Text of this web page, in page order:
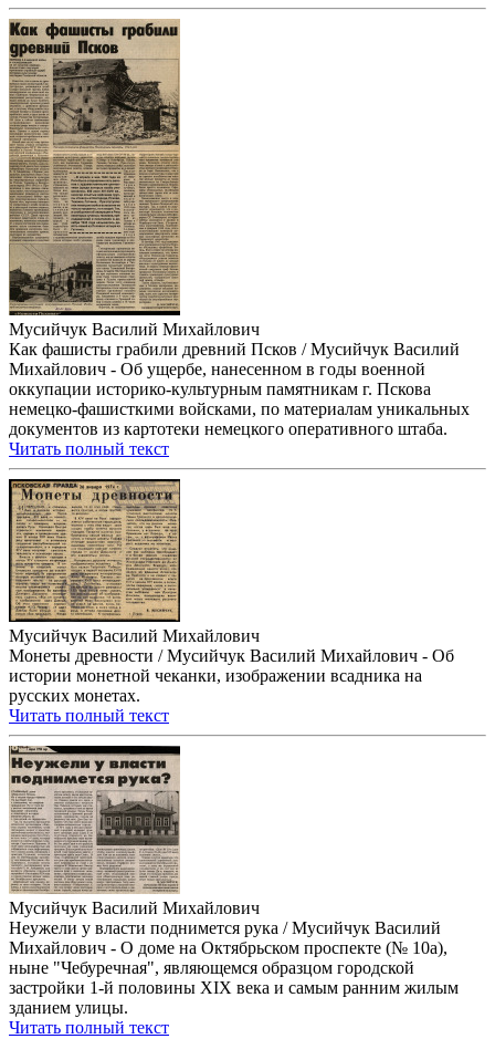
Мусийчук Василий Михайлович
Как фашисты грабили древний Псков / Мусийчук Василий
Михайлович - Об ущербе, нанесенном в годы военной
оккупации историко-культурным памятникам г. Пскова
немецко-фашисткими войсками, по материалам уникальных
документов из картотеки немецкого оперативного штаба.
Читать полный текст
Мусийчук Василий Михайлович
Монеты древности / Мусийчук Василий Михайлович - Об
истории монетной чеканки, изображении всадника на
русских монетах.
Читать полный текст
Мусийчук Василий Михайлович
Неужели у власти поднимется рука / Мусийчук Василий
Михайлович - О доме на Октябрьском проспекте (№ 10а),
ныне "Чебуречная", являющемся образцом городской
застройки 1-й половины XIX века и самым ранним жилым
зданием улицы.
Читать полный текст